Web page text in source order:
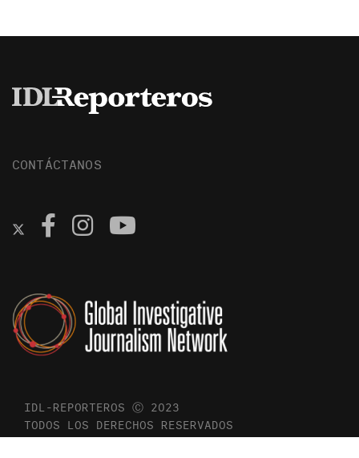
CONTÁCTANOS
IDL-REPORTEROS Ⓒ 2023
TODOS LOS DERECHOS RESERVADOS